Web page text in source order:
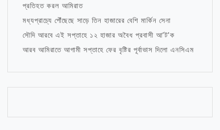
প্রতিহত করল আমিরাত
মধ্যপ্রাচ্যে পৌঁছেছে সাড়ে তিন হাজারের বেশি মার্কিন সেনা
সৌদি আরবে এই সপ্তাহে ১২ হাজার অবৈধ প্রবাসী আ’ট’ক
আরব আমিরাতে আগামী সপ্তাহে ফের বৃষ্টির পূর্বাভাস দিলো এনসিএম